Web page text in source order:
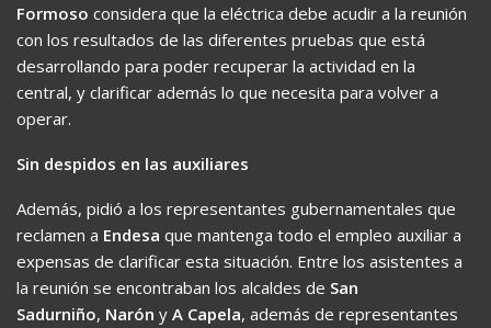
Formoso considera que la eléctrica debe acudir a la reunión
con los resultados de las diferentes pruebas que está
desarrollando para poder recuperar la actividad en la
central, y clarificar además lo que necesita para volver a
operar.
Sin despidos en las auxiliares
Además, pidió a los representantes gubernamentales que
reclamen a Endesa que mantenga todo el empleo auxiliar a
expensas de clarificar esta situación. Entre los asistentes a
la reunión se encontraban los alcaldes de San
Sadurniño, Narón y A Capela, además de representantes